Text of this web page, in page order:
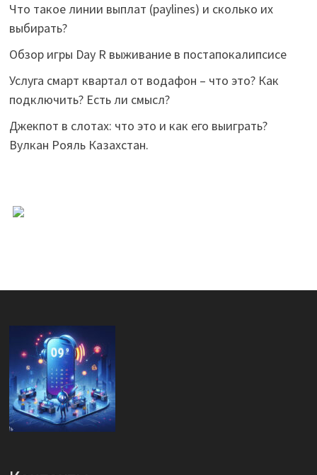
Что такое линии выплат (paylines) и сколько их
выбирать?
Обзор игры Day R выживание в постапокалипсисе
Услуга смарт квартал от водафон – что это? Как
подключить? Есть ли смысл?
Джекпот в слотах: что это и как его выиграть?
Вулкан Рояль Казахстан.